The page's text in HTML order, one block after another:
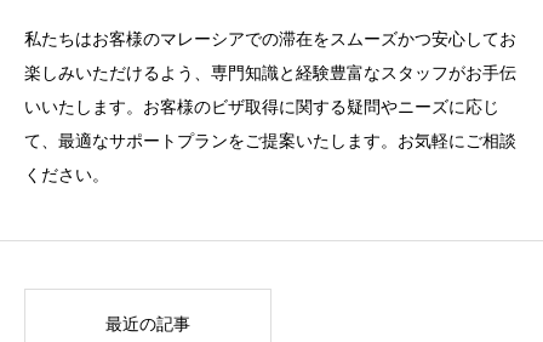
私たちはお客様のマレーシアでの滞在をスムーズかつ安心してお
楽しみいただけるよう、専門知識と経験豊富なスタッフがお手伝
いいたします。お客様のビザ取得に関する疑問やニーズに応じ
て、最適なサポートプランをご提案いたします。お気軽にご相談
ください。
最近の記事